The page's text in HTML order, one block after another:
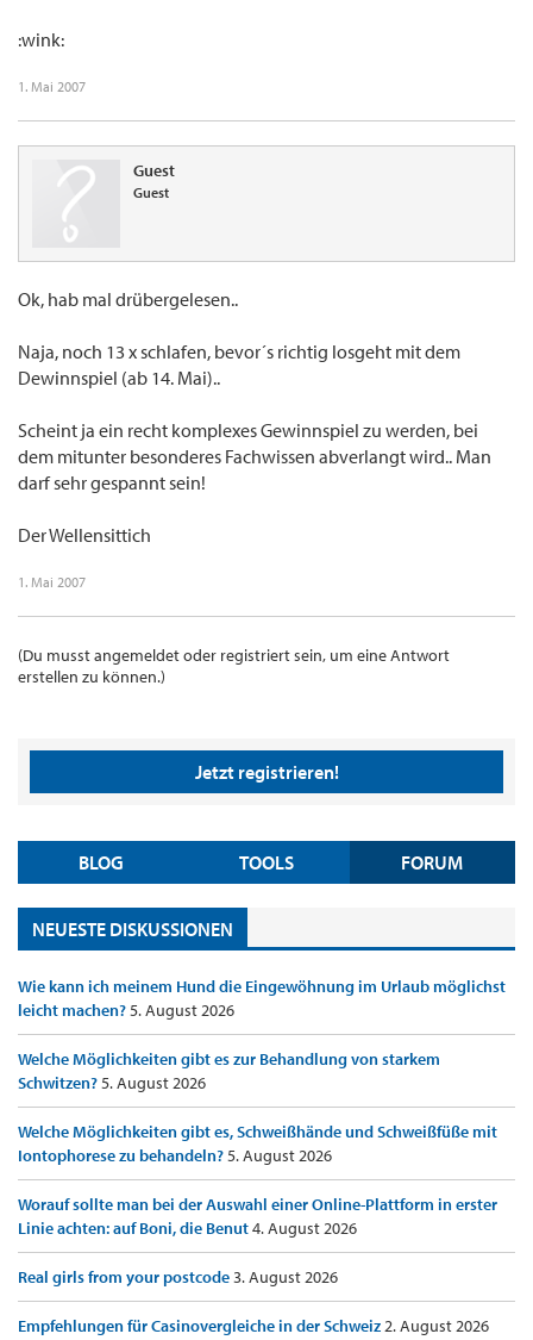
:wink:
1. Mai 2007
Guest
Guest
Ok, hab mal drübergelesen..
Naja, noch 13 x schlafen, bevor´s richtig losgeht mit dem
Dewinnspiel (ab 14. Mai)..
Scheint ja ein recht komplexes Gewinnspiel zu werden, bei
dem mitunter besonderes Fachwissen abverlangt wird.. Man
darf sehr gespannt sein!
Der Wellensittich
1. Mai 2007
(Du musst angemeldet oder registriert sein, um eine Antwort
erstellen zu können.)
Jetzt registrieren!
BLOG TOOLS FORUM
NEUESTE DISKUSSIONEN
Wie kann ich meinem Hund die Eingewöhnung im Urlaub möglichst
leicht machen?5. August 2026
Welche Möglichkeiten gibt es zur Behandlung von starkem
Schwitzen?5. August 2026
Welche Möglichkeiten gibt es, Schweißhände und Schweißfüße mit
Iontophorese zu behandeln?5. August 2026
Worauf sollte man bei der Auswahl einer Online-Plattform in erster
Linie achten: auf Boni, die Benut4. August 2026
Real girls from your postcode3. August 2026
Empfehlungen für Casinovergleiche in der Schweiz2. August 2026